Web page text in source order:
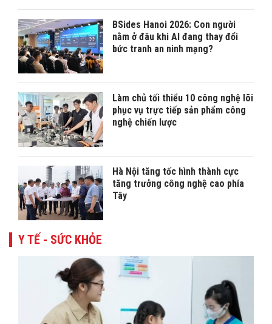
BSides Hanoi 2026: Con người
nằm ở đâu khi AI đang thay đổi
bức tranh an ninh mạng?
Làm chủ tối thiểu 10 công nghệ lõi
phục vụ trực tiếp sản phẩm công
nghệ chiến lược
Hà Nội tăng tốc hình thành cực
tăng trưởng công nghệ cao phía
Tây
Y TẾ - SỨC KHỎE